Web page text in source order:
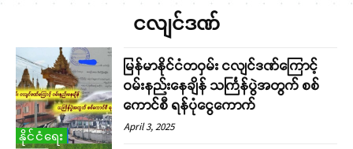
ငလျင်ဒဏ်
နိုင်ငံရေး
မြန်မာနိုင်ငံတဝှမ်း ငလျင်ဒဏ်ကြောင့်
ဝမ်းနည်းနေချိန် သင်္ကြန်ပွဲအတွက် စစ်
ကောင်စီ ရန်ပုံငွေကောက်
April 3, 2025